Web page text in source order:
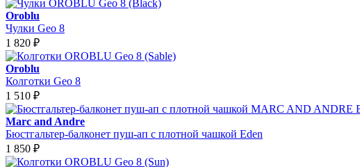
Oroblu
Чулки Geo 8
1 820 ₽
Oroblu
Колготки Geo 8
1 510 ₽
Marc and Andre
Бюстгальтер-балконет пуш-ап с плотной чашкой Eden
1 850 ₽